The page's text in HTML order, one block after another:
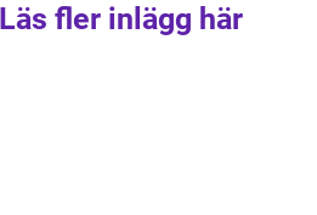
Läs fler inlägg här